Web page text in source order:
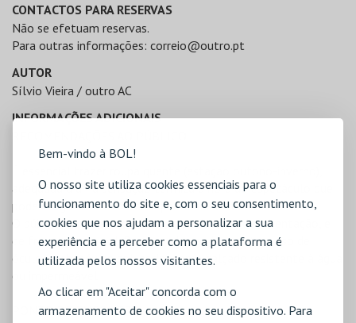
Bem-vindo à BOL!
O nosso site utiliza cookies essenciais para o
funcionamento do site e, com o seu consentimento,
cookies que nos ajudam a personalizar a sua
experiência e a perceber como a plataforma é
utilizada pelos nossos visitantes.
Ao clicar em "Aceitar" concorda com o
armazenamento de cookies no seu dispositivo. Para
CONTACTOS PARA RESERVAS
Não se efetuam reservas.
Para outras informações: correio@outro.pt
AUTOR
Sílvio Vieira / outro AC
INFORMAÇÕES ADICIONAIS
adequada a uma sensação térmica à hora do espetáculo que
pode chegar aos 15 ºC com possibilidade de vento.
O público senta-se no areal, perto da zona de rebentação, e
de frente para o sol. Recomenda-se vivamente o uso de
óculos e chapéu de sol, assim como calçado resistente à água
ou impermeável.
PONTO DE ENCONTRO